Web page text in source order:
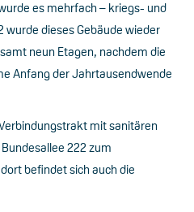
es mehrfach – kriegs- und
wurde dieses Gebäude wieder
neun Etagen, nachdem die
Anfang der Jahrtausendwende
mit sanitären
222 zum
befindet sich auch die